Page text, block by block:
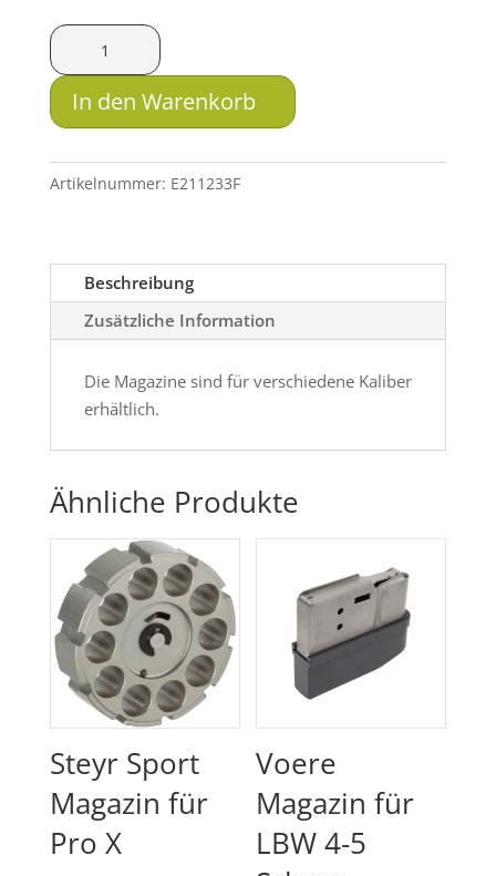
Steyr
Sport
Magazin
für
Steyr
Menge
In den Warenkorb
Artikelnummer: E211233F
Beschreibung
Zusätzliche Information
Die Magazine sind für verschiedene Kaliber
erhältlich.
Ähnliche Produkte
Steyr Sport
Magazin für
Pro X
Voere
Magazin für
LBW 4-5